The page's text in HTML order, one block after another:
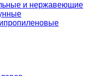
и нержавеющие